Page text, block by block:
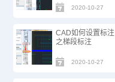
2020-10-27
CAD如何设置标注
之梯段标注
2020-10-27